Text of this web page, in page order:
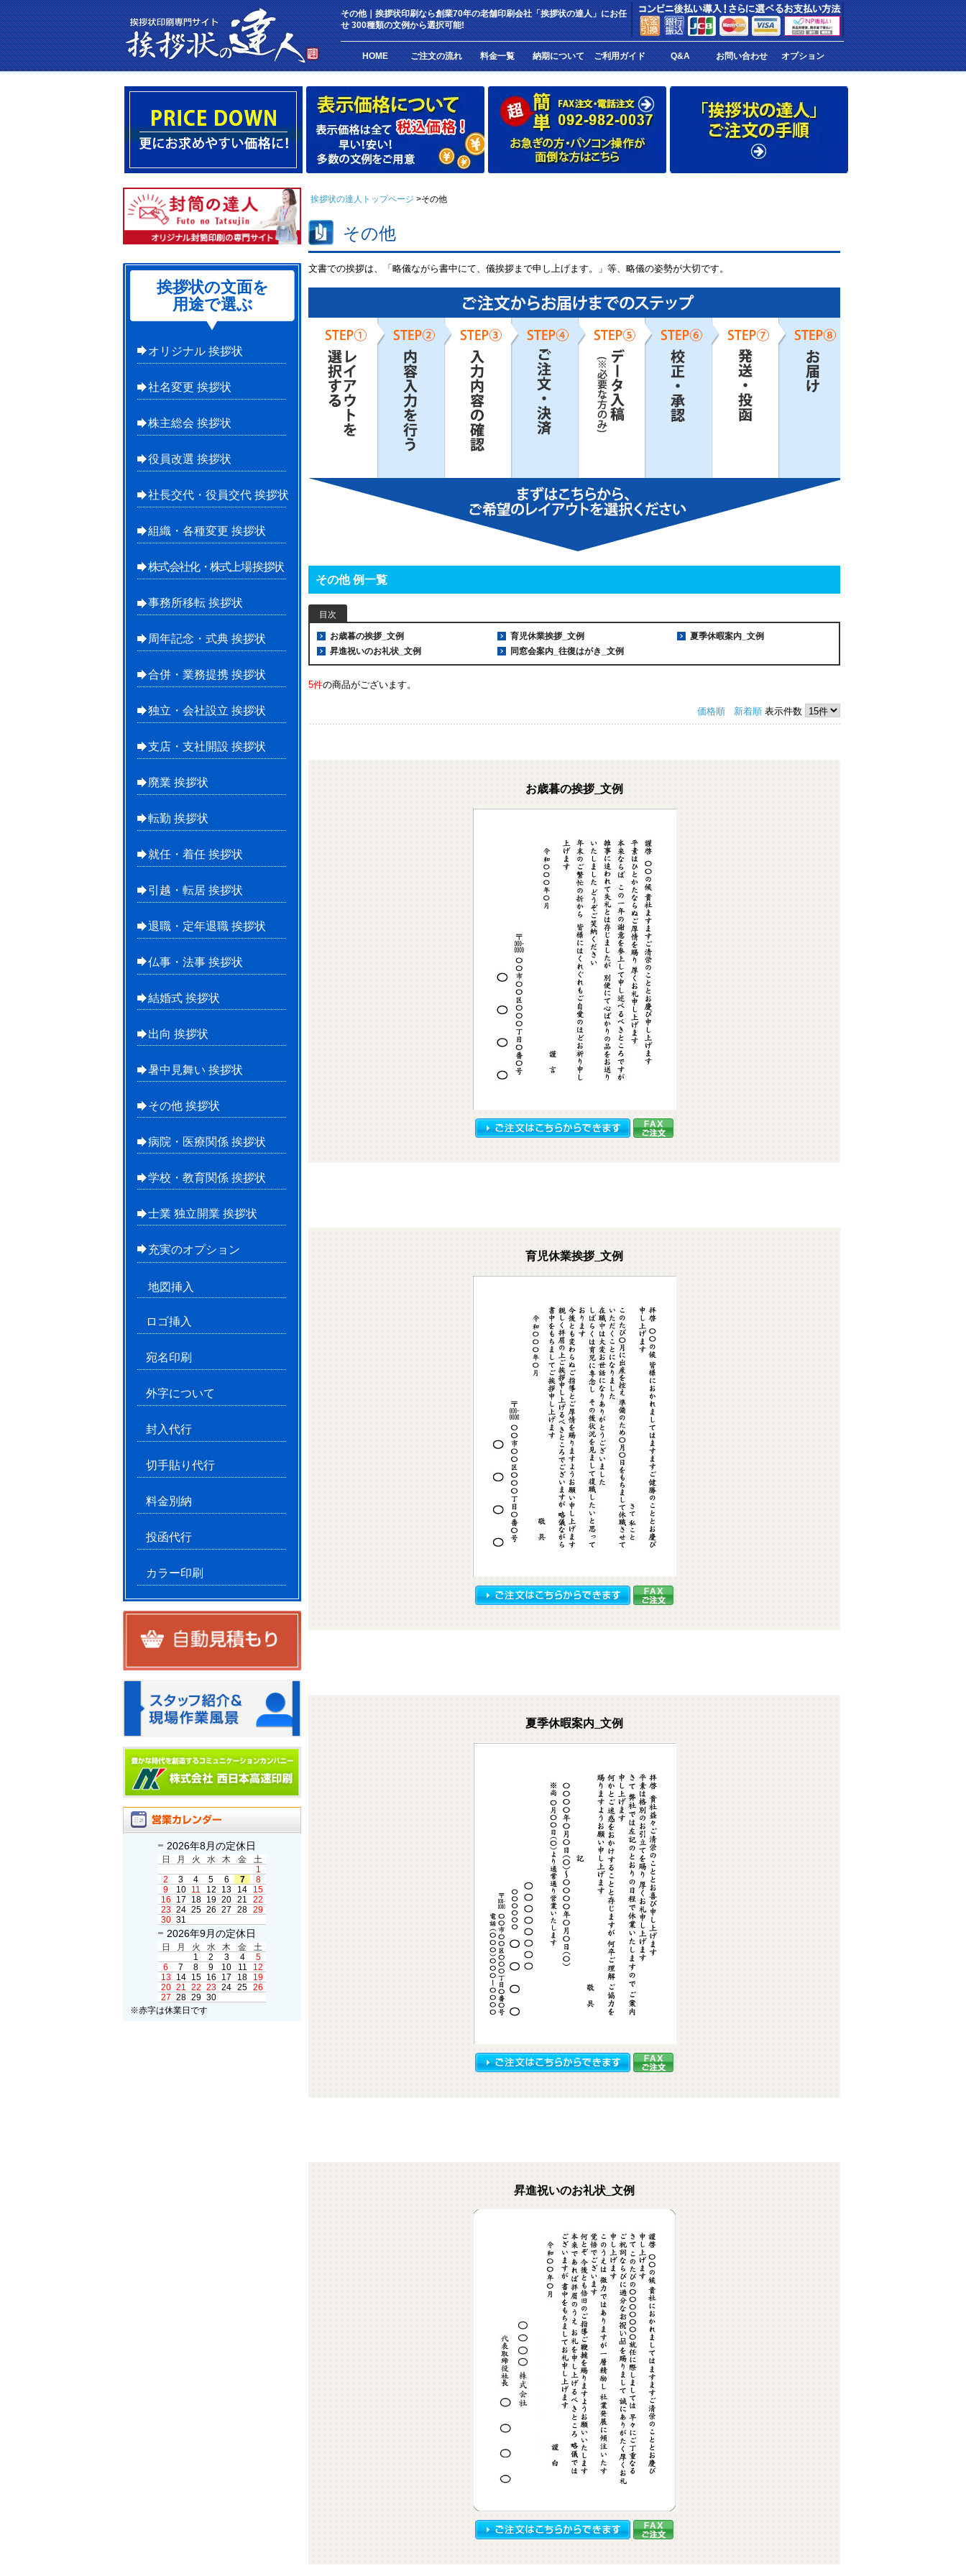
その他｜挨拶状印刷なら創業70年の老舗印刷会社「挨拶状の達人」にお任
せ 300種類の文例から選択可能!
HOME ご注文の流れ 料金一覧 納期について ご利用ガイド Q&A お問い合わせ オプション
挨拶状の文面を
用途で選ぶ
オリジナル 挨拶状
社名変更 挨拶状
株主総会 挨拶状
役員改選 挨拶状
社長交代・役員交代 挨拶状
組織・各種変更 挨拶状
株式会社化・株式上場 挨拶状
事務所移転 挨拶状
周年記念・式典 挨拶状
合併・業務提携 挨拶状
独立・会社設立 挨拶状
支店・支社開設 挨拶状
廃業 挨拶状
転勤 挨拶状
就任・着任 挨拶状
引越・転居 挨拶状
退職・定年退職 挨拶状
仏事・法事 挨拶状
結婚式 挨拶状
出向 挨拶状
暑中見舞い 挨拶状
その他 挨拶状
病院・医療関係 挨拶状
学校・教育関係 挨拶状
士業 独立開業 挨拶状
充実のオプション
地図挿入
ロゴ挿入
宛名印刷
外字について
封入代行
切手貼り代行
料金別納
投函代行
カラー印刷
2026年8月の定休日
日 月 火 水 木 金
土
1
2
3 4 5 6 7
8
9
10 11 12 13 14
15
16
17 18 19 20 21
22
23 24 25 26 27 28
29
30 31
2026年9月の定休日
日 月 火 水 木 金
土
1
2 3 4
5
6
7 8 9 10 11
12
13
14 15 16 17 18
19
20 21 22 23 24 25
26
27
28 29 30
※赤字は休業日です
挨拶状の達人トップページ その他
その他
文書での挨拶は、「略儀ながら書中にて、儀挨拶まで申し上げます。」等、略儀の姿勢が大切です。
その他 例一覧
目次
お歳暮の挨拶_文例 育児休業挨拶_文例
夏季休暇案内_文例
昇進祝いのお礼状_文例
同窓会案内_往復はがき_文例
5件の商品がございます。
価格順 新着順 表示件数
お歳暮の挨拶_文例
育児休業挨拶_文例
夏季休暇案内_文例
昇進祝いのお礼状_文例